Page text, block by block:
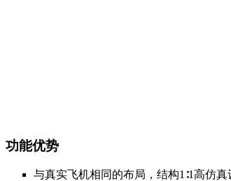
功能优势
与真实飞机相同的布局，结构1∶1高仿